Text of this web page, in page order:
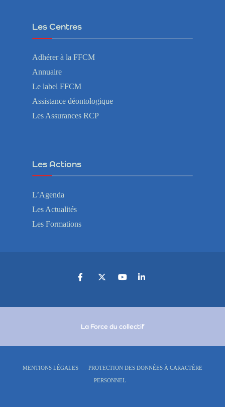
Les Centres
Adhérer à la FFCM
Annuaire
Le label FFCM
Assistance déontologique
Les Assurances RCP
Les Actions
L’Agenda
Les Actualités
Les Formations
La Force du collectif
MENTIONS LÉGALES PROTECTION DES DONNÉES À CARACTÈRE
PERSONNEL